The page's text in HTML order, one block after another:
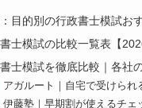
目的別の行政書士模試お
士模試の比較一覧表【
士模試を徹底比較｜各社
アガルート｜自宅で受けられ
伊藤塾｜早期割が使えるチェ